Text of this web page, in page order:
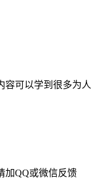
容可以学到很多为人
加QQ或微信反馈